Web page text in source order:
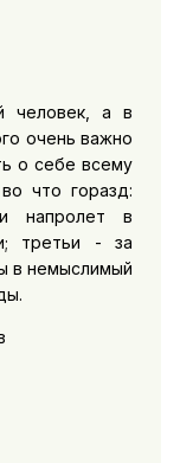
человек, а в
очень важно
о себе всему
что горазд:
напролет в
третьи - за
в немыслимый